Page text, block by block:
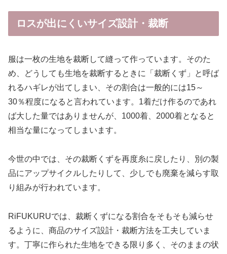
ロスが出にくいサイズ設計・裁断
服は一枚の生地を裁断して縫って作っています。そのた
め、どうしても生地を裁断するときに「裁断くず」と呼ば
れるハギレが出てしまい、その割合は一般的には15～
30％程度になると言われています。1着だけ作るのであれ
ば大した量ではありませんが、1000着、2000着となると
相当な量になってしまいます。
今世の中では、その裁断くずを再度糸に戻したり、別の製
品にアップサイクルしたりして、少しでも廃棄を減らす取
り組みが行われています。
RiFUKURUでは、裁断くずになる割合をそもそも減らせ
るように、商品のサイズ設計・裁断方法を工夫していま
す。丁寧に作られた生地をできる限り多く、そのままの状